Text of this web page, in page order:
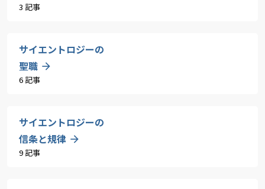
3 記事
サイエントロジーの
聖職
6 記事
サイエントロジーの
信条と規律
9 記事